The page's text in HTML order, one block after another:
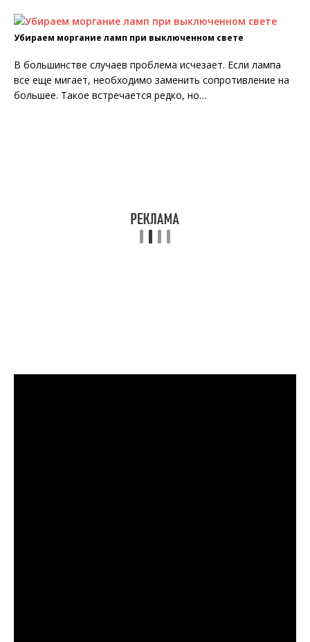
Убираем моргание ламп при выключенном свете
В большинстве случаев проблема исчезает. Если лампа
все еще мигает, необходимо заменить сопротивление на
большее. Такое встречается редко, но…